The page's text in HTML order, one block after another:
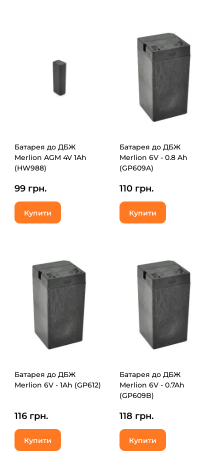
Батарея до ДБЖ
Merlion AGM 4V 1Ah
(HW988)
99 грн.
Купити
Батарея до ДБЖ
Merlion 6V - 0.8 Ah
(GP609A)
110 грн.
Купити
Батарея до ДБЖ
Merlion 6V - 1Ah (GP612)
116 грн.
Купити
Батарея до ДБЖ
Merlion 6V - 0.7Ah
(GP609B)
118 грн.
Купити